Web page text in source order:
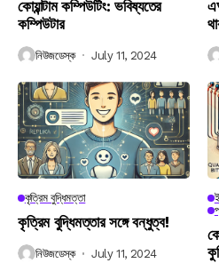
কোয়ান্টাম কম্পিউটিং: ভবিষ্যতের
কম্পিউটার
নিউজডেস্ক July 11, 2024
কৃত্রিম বুদ্ধিমত্তা
কৃত্রিম বুদ্ধিমত্তার সঙ্গে বন্ধুত্ব!
নিউজডেস্ক July 11, 2024